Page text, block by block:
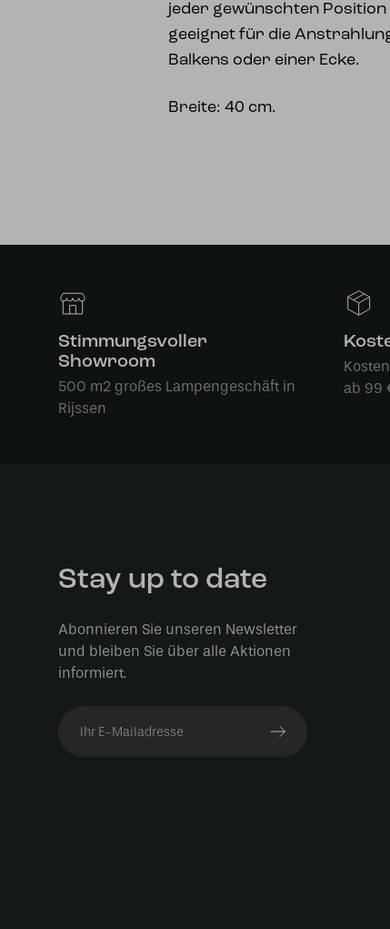
jeder gewünschten Position
geeignet für die
Balkens oder einer Ecke.
Breite: 40 cm.
Stimmungsvoller
Showroom
500 m2 großes Lampengeschäft in
Rijssen
ab 99
Stay up to date
Abonnieren Sie unseren Newsletter
und bleiben Sie über alle Aktionen
informiert.